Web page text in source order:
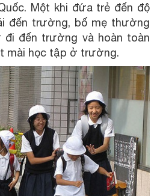
Một khi đứa trẻ đến độ
đến trường, bố mẹ thường
đến trường và hoàn toàn
mài học tập ở trường.